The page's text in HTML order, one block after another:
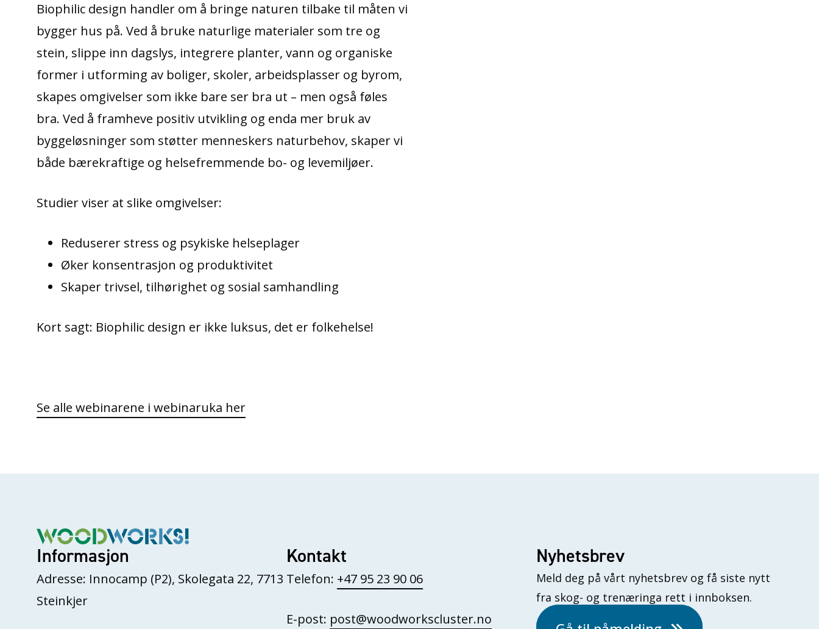
Biophilic design handler om å bringe naturen tilbake til måten vi
bygger hus på. Ved å bruke naturlige materialer som tre og
stein, slippe inn dagslys, integrere planter, vann og organiske
former i utforming av boliger, skoler, arbeidsplasser og byrom,
skapes omgivelser som ikke bare ser bra ut – men også føles
bra. Ved å framheve positiv utvikling og enda mer bruk av
byggeløsninger som støtter menneskers naturbehov, skaper vi
både bærekraftige og helsefremmende bo- og levemiljøer.
Studier viser at slike omgivelser:
Reduserer stress og psykiske helseplager
Øker konsentrasjon og produktivitet
Skaper trivsel, tilhørighet og sosial samhandling
Kort sagt: Biophilic design er ikke luksus, det er folkehelse!
Se alle webinarene i webinaruka her
Informasjon
Adresse: Innocamp (P2), Skolegata 22, 7713
Steinkjer
Kontakt
Telefon: +47 95 23 90 06
E-post: post@woodworkscluster.no
Nyhetsbrev
Meld deg på vårt nyhetsbrev og få siste nytt
fra skog- og trenæringa rett i innboksen.